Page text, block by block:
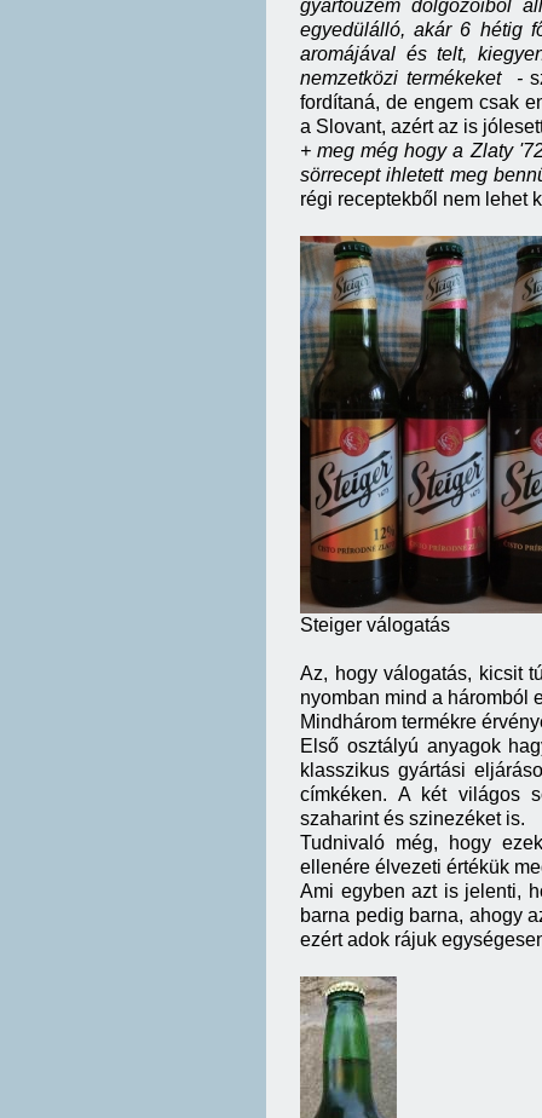
gyártóüzem dolgozóiból
egyedülálló, akár 6 hétig
aromájával és telt,
nemzetközi termékeket -
fordítaná, de engem csak
a Slovant, azért az is
+ meg még hogy a Zlaty
sörrecept ihletett meg
régi receptekből nem lehet
Steiger válogatás
Az, hogy válogatás, kicsit
nyomban mind a háromból
Mindhárom termékre
Első osztályú anyagok
klasszikus gyártási
címkéken. A két világos
szaharint és szinezéket is.
Tudnivaló még, hogy
ellenére élvezeti értékük
Ami egyben azt is jelenti,
barna pedig barna, ahogy
ezért adok rájuk